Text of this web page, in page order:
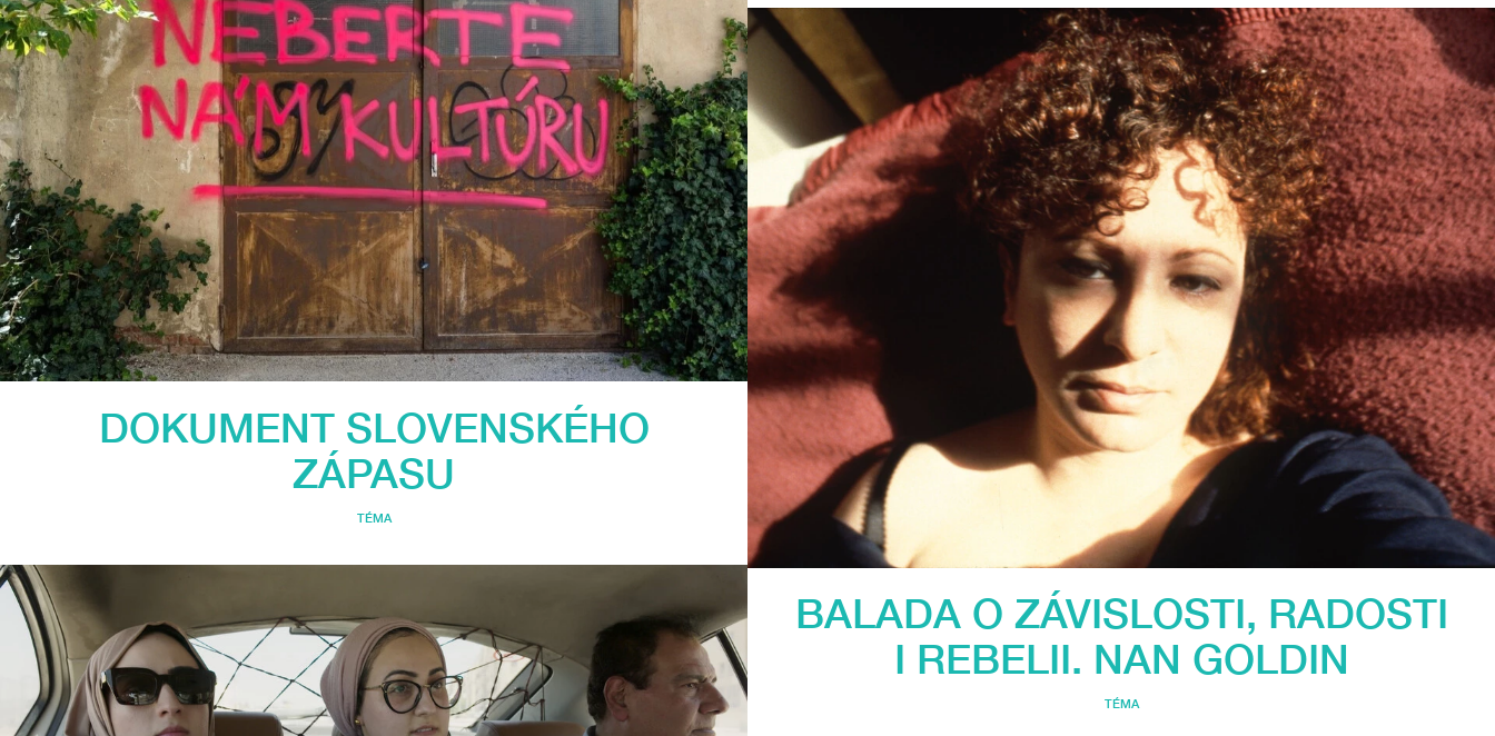
DOKUMENT SLOVENSKÉHO
ZÁPASU
TÉMA
BALADA O ZÁVISLOSTI, RADOSTI
I REBELII. NAN GOLDIN
TÉMA